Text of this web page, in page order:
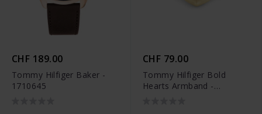
CHF 189.00
Tommy Hilfiger Baker -
1710645
CHF 79.00
Tommy Hilfiger Bold
Hearts Armband -